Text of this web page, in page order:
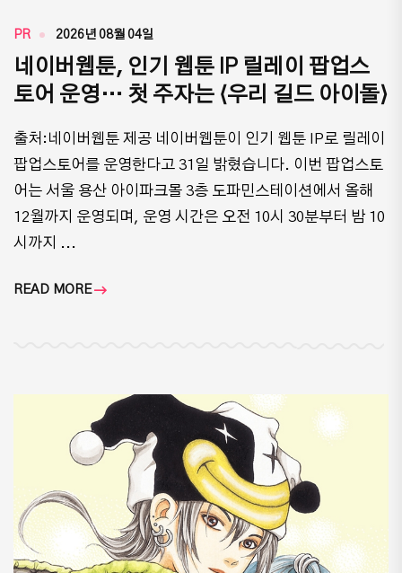
PR 2026년 08월 04일
네이버웹툰, 인기 웹툰 IP 릴레이 팝업스
토어 운영… 첫 주자는 ⟨우리 길드 아이돌⟩
출처:네이버웹툰 제공 네이버웹툰이 인기 웹툰 IP로 릴레이
팝업스토어를 운영한다고 31일 밝혔습니다. 이번 팝업스토
어는 서울 용산 아이파크몰 3층 도파민스테이션에서 올해
12월까지 운영되며, 운영 시간은 오전 10시 30분부터 밤 10
시까지 ...
READ MORE